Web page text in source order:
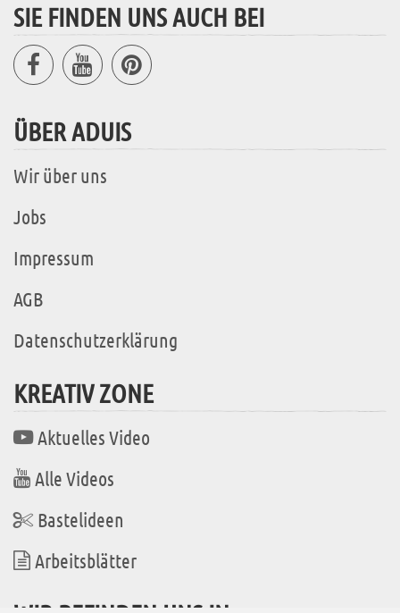
SIE FINDEN UNS AUCH BEI
ÜBER ADUIS
Wir über uns
Jobs
Impressum
AGB
Datenschutzerklärung
KREATIV ZONE
Aktuelles Video
Alle Videos
Bastelideen
Arbeitsblätter